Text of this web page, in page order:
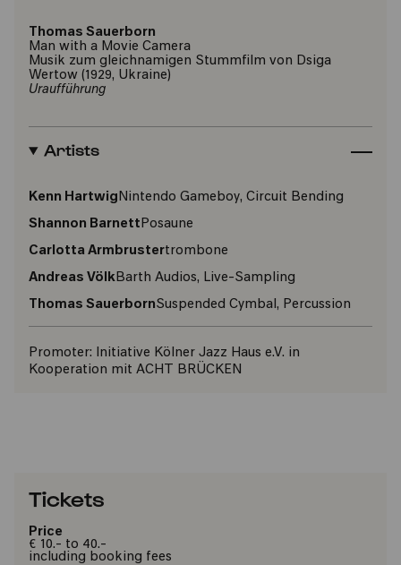
Thomas Sauerborn
Man with a Movie Camera
Musik zum gleichnamigen Stummfilm von Dsiga
Wertow (1929, Ukraine)
Uraufführung
Artists
Kenn HartwigNintendo Gameboy, Circuit Bending
Shannon BarnettPosaune
Carlotta Armbrustertrombone
Andreas VölkBarth Audios, Live-Sampling
Thomas SauerbornSuspended Cymbal, Percussion
Promoter: Initiative Kölner Jazz Haus e.V. in
Kooperation mit ACHT BRÜCKEN
Tickets
Price
€ 10.- to 40.-
including booking fees